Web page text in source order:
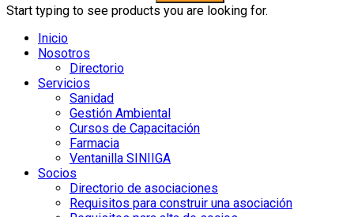
Start typing to see products you are looking for.
Inicio
Nosotros
Directorio
Servicios
Sanidad
Gestión Ambiental
Cursos de Capacitación
Farmacia
Ventanilla SINIIGA
Socios
Directorio de asociaciones
Requisitos para construir una asociación